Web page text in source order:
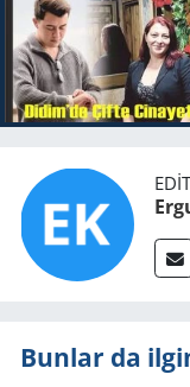
Bunlar da